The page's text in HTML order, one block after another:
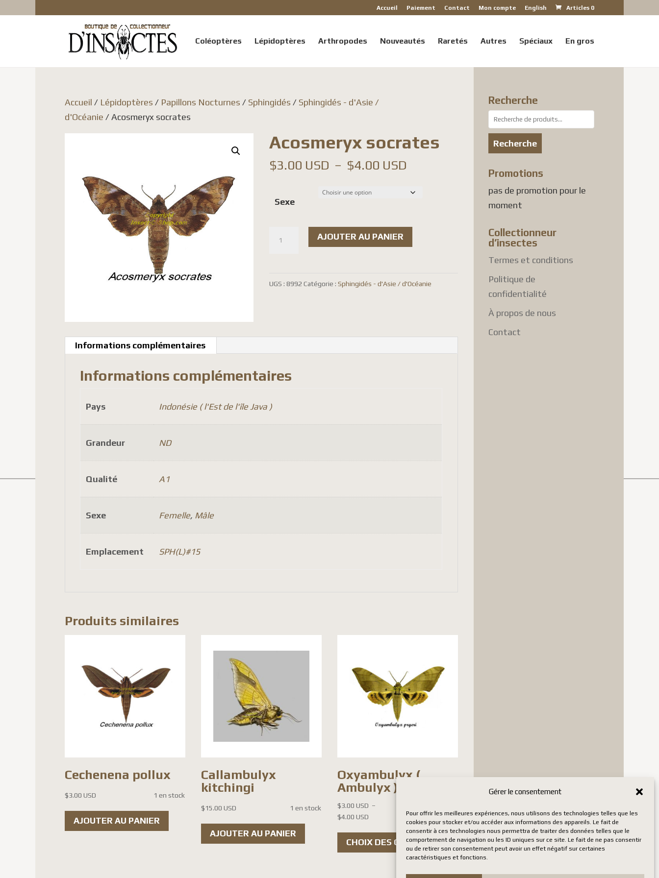
Gérer le consentement
Pour offrir les meilleures expériences, nous utilisons des technologies telles que les
cookies pour stocker et/ou accéder aux informations des appareils. Le fait de
consentir à ces technologies nous permettra de traiter des données telles que le
comportement de navigation ou les ID uniques sur ce site. Le fait de ne pas consentir
ou de retirer son consentement peut avoir un effet négatif sur certaines
caractéristiques et fonctions.
Accueil Paiement Contact Mon compte English Articles 0
Coléoptères Lépidoptères Arthropodes Nouveautés Raretés Autres Spéciaux En gros
Accueil / Lépidoptères / Papillons Nocturnes / Sphingidés / Sphingidés - d'Asie /
d'Océanie / Acosmeryx socrates
Acosmeryx socrates
$3.00 USD – $4.00 USD
prix :
à
Sexe
AJOUTER AU PANIER
UGS : 8992 Catégorie : Sphingidés - d'Asie / d'Océanie
Informations complémentaires
Informations complémentaires
Pays Indonésie ( l'Est de l'île Java )
Grandeur ND
Qualité A1
Sexe Femelle, Mâle
Emplacement SPH(L)#15
Produits similaires
Cechenena pollux
$3.00 USD 1 en stock
AJOUTER AU PANIER
Callambulyx
kitchingi
$15.00 USD 1 en stock
AJOUTER AU PANIER
Oxyambulyx (
Ambulyx ) pryeri
$3.00 USD –
$4.00 USD
prix :
CHOIX DES OPTIONS
Ce
produit
a
plusieurs
Recherche
Recherche
pour :
Recherche
Promotions
pas de promotion pour le
moment
Collectionneur
d’insectes
Termes et conditions
Politique de
confidentialité
À propos de nous
Contact